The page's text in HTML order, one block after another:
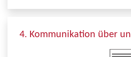
4. Kommunikation über